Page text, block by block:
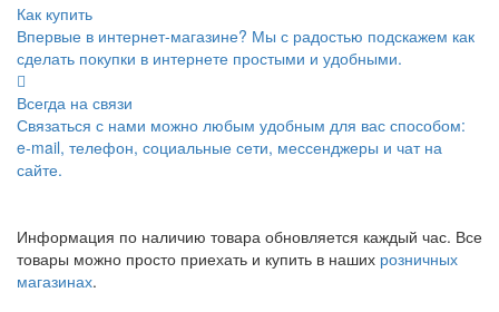
Как купить
Впервые в интернет-магазине? Мы с радостью подскажем как
сделать покупки в интернете простыми и удобными.
Всегда на связи
Связаться с нами можно любым удобным для вас способом:
e-mail, телефон, социальные сети, мессенджеры и чат на
сайте.
Информация по наличию товара обновляется каждый час. Все
товары можно просто приехать и купить в наших розничных
магазинах.